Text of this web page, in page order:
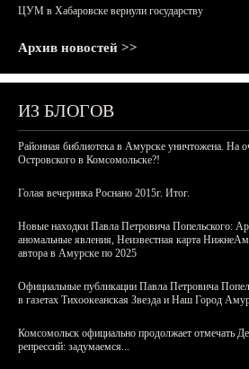
ЦУМ в Хабаровске вернули государству
Архив новостей >>
ИЗ БЛОГОВ
Районная библиотека в Амурске уничтожена. На
Островского в Комсомольске?!
Голая вечеринка Роснано 2015г. Итог.
Новые находки Павла Петровича Попельского:
аномальные явления, Неизвестная карта
автора в Амурске по 2025
Официальные публикации Павла Петровича
в газетах Тихоокеанская Звезда и Наш Город
Комсомольск официально продолжает отмечать
репрессий: задумаемся...